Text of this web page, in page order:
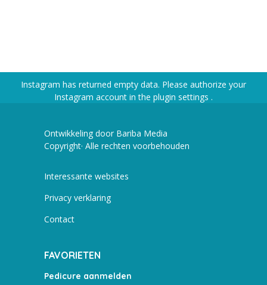
Instagram has returned empty data. Please authorize your
Instagram account in the plugin settings .
Ontwikkeling door Bariba Media
Copyright· Alle rechten voorbehouden
Interessante websites
Privacy verklaring
Contact
FAVORIETEN
Pedicure aanmelden